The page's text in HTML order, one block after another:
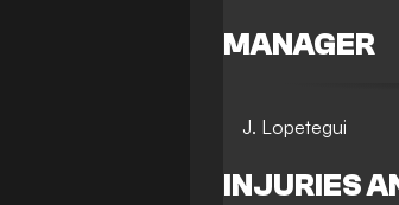
MANAGER
J. Lopetegui
INJURIES